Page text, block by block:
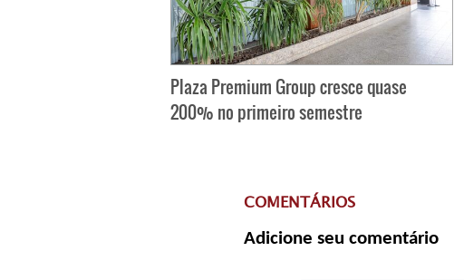
Plaza Premium Group cresce quase
200% no primeiro semestre
COMENTÁRIOS
Adicione seu comentário